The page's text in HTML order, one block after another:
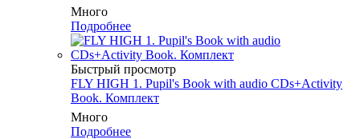
Много
Подробнее
Быстрый просмотр
FLY HIGH 1. Pupil's Book with audio CDs+Activity
Book. Комплект
Много
Подробнее